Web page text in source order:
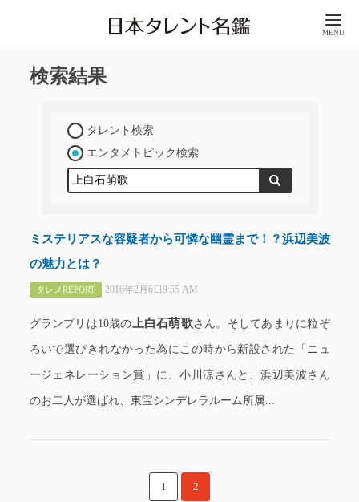
MENU
検索結果
タレント検索
エンタメトピック検索
ミステリアスな容疑者から可憐な幽霊まで！？浜辺美波
の魅力とは？
タレメREPORT 2016年2月6日9:55 AM
グランプリは10歳の 上白石萌歌さん。そしてあまりに粒ぞ
ろいで選びきれなかった為にこの時から新設された「ニュ
ージェネレーション賞」に、小川涼さんと、浜辺美波さん
のお二人が選ばれ、東宝シンデレラルーム所属...
1 2